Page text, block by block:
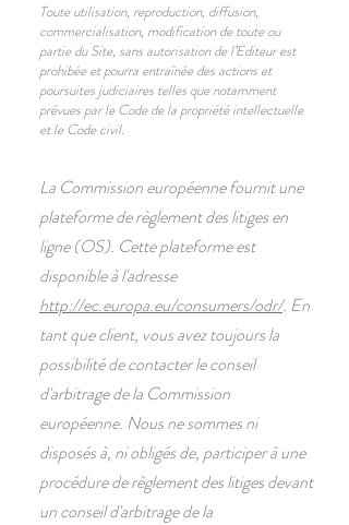
Toute utilisation, reproduction, diffusion,
commercialisation, modification de toute ou
partie du Site, sans autorisation de l’Editeur est
prohibée et pourra entraînée des actions et
poursuites judiciaires telles que notamment
prévues par le Code de la propriété intellectuelle
et le Code civil.
La Commission européenne fournit une
plateforme de règlement des litiges en
ligne (OS). Cette plateforme est
disponible à l'adresse
http://ec.europa.eu/consumers/odr/. En
tant que client, vous avez toujours la
possibilité de contacter le conseil
d'arbitrage de la Commission
européenne. Nous ne sommes ni
disposés à, ni obligés de, participer à une
procédure de règlement des litiges devant
un conseil d'arbitrage de la